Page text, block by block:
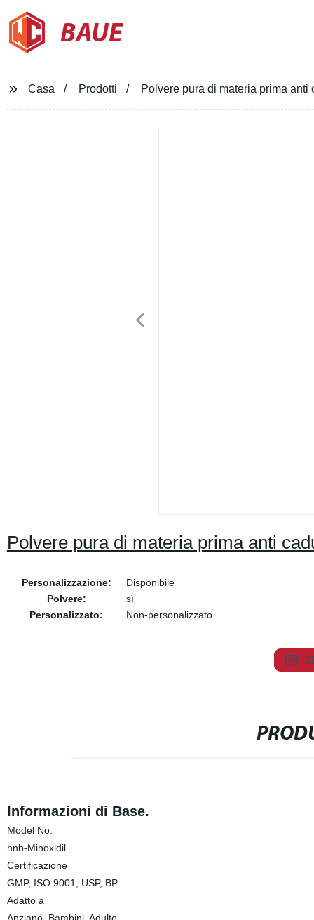
BAUE
Casa Prodotti Polvere pura di materia prima
Polvere pura di materia prima anti
Personalizzazione:
Disponibile
Polvere:
sì
Personalizzato:
Non-personalizzato
Informazioni di Base.
Model No.
hnb-Minoxidil
Certificazione
GMP, ISO 9001, USP, BP
Adatto a